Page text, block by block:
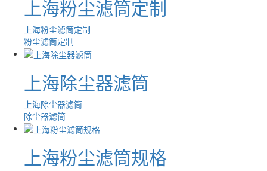
上海粉尘滤筒定制
上海粉尘滤筒定制
粉尘滤筒定制
上海除尘器滤筒
上海除尘器滤筒
除尘器滤筒
上海粉尘滤筒规格